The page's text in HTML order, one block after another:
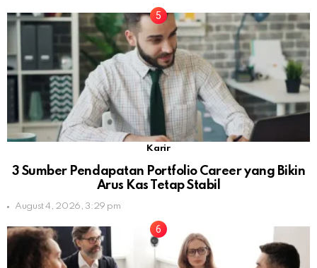
Karir
3 Sumber Pendapatan Portfolio Career yang Bikin
Arus Kas Tetap Stabil
August 4, 2026, 3:29 pm